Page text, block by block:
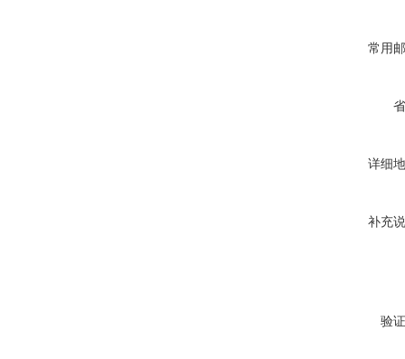
常用
详细
补充
验